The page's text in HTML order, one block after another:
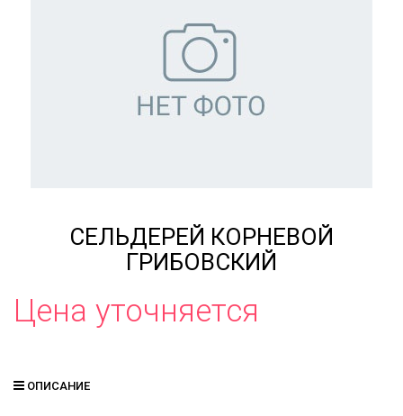
СЕЛЬДЕРЕЙ КОРНЕВОЙ
ГРИБОВСКИЙ
Цена уточняется
ОПИСАНИЕ